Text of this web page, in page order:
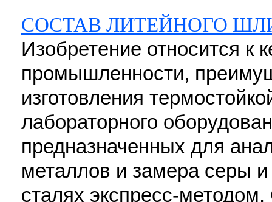
СОСТАВ ЛИТЕЙНОГО
Изобретение относится к
промышленности,
изготовления
лабораторного
предназначенных для
металлов и замера серы и
сталях экспресс-